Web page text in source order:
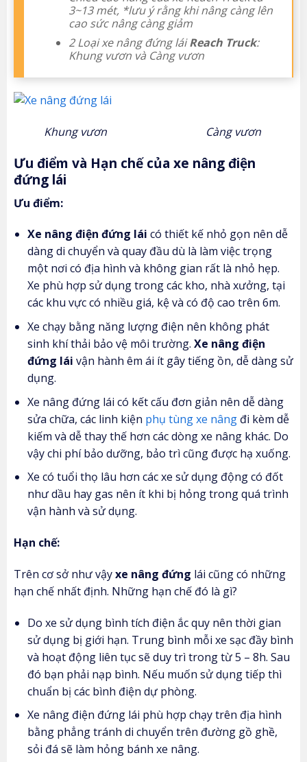
3~13 mét, *lưu ý rằng khi nâng càng lên
cao sức nâng càng giảm
2 Loại xe nâng đứng láiReach Truck:
Khung vươn và Càng vươn
Khung vươn Càng vươn
Ưu điểm và Hạn chế của xe nâng điện
đứng lái
Ưu điểm:
Xe nâng điện đứng lái có thiết kế nhỏ gọn nên dễ
dàng di chuyển và quay đầu dù là làm việc trọng
một nơi có địa hình và không gian rất là nhỏ hẹp.
Xe phù hợp sử dụng trong các kho, nhà xưởng, tại
các khu vực có nhiều giá, kệ và có độ cao trên 6m.
Xe chạy bằng năng lượng điện nên không phát
sinh khí thải bảo vệ môi trường. Xe nâng điện
đứng lái vận hành êm ái ít gây tiếng ồn, dễ dàng sử
dụng.
Xe nâng đứng lái có kết cấu đơn giản nên dễ dàng
sửa chữa, các linh kiện phụ tùng xe nâng đi kèm dễ
kiếm và dễ thay thế hơn các dòng xe nâng khác. Do
vậy chi phí bảo dưỡng, bảo trì cũng được hạ xuống.
Xe có tuổi thọ lâu hơn các xe sử dụng động có đốt
như dầu hay gas nên ít khi bị hỏng trong quá trình
vận hành và sử dụng.
Hạn chế:
Trên cơ sở như vậyxe nâng đứng lái cũng có những
hạn chế nhất định. Những hạn chế đó là gì?
Do xe sử dụng bình tích điện ắc quy nên thời gian
sử dụng bị giới hạn. Trung bình mỗi xe sạc đầy bình
và hoạt động liên tục sẽ duy trì trong từ 5 – 8h. Sau
đó bạn phải nạp bình. Nếu muốn sử dụng tiếp thì
chuẩn bị các bình điện dự phòng.
Xe nâng điện đứng lái phù hợp chạy trên địa hình
bằng phẳng tránh di chuyển trên đường gồ ghề,
sỏi đá sẽ làm hỏng bánh xe nâng.